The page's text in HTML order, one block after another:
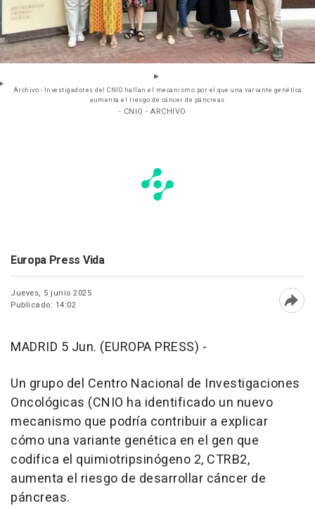
Archivo - Investigadores del CNIO hallan el mecanismo por el que una variante genética
aumenta el riesgo de cáncer de páncreas
- CNIO - ARCHIVO
Europa Press Vida
Jueves, 5 junio 2025
Publicado: 14:02
MADRID 5 Jun. (EUROPA PRESS) -
Un grupo del Centro Nacional de Investigaciones
Oncológicas (CNIO ha identificado un nuevo
mecanismo que podría contribuir a explicar
cómo una variante genética en el gen que
codifica el quimiotripsinógeno 2, CTRB2,
aumenta el riesgo de desarrollar cáncer de
páncreas.